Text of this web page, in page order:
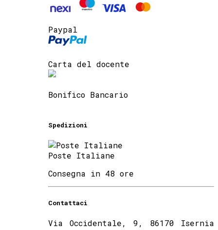
Paypal
Carta del docente
Bonifico Bancario
Spedizioni
Poste Italiane
Consegna in 48 ore
Contattaci
Via Occidentale, 9, 86170 Isernia